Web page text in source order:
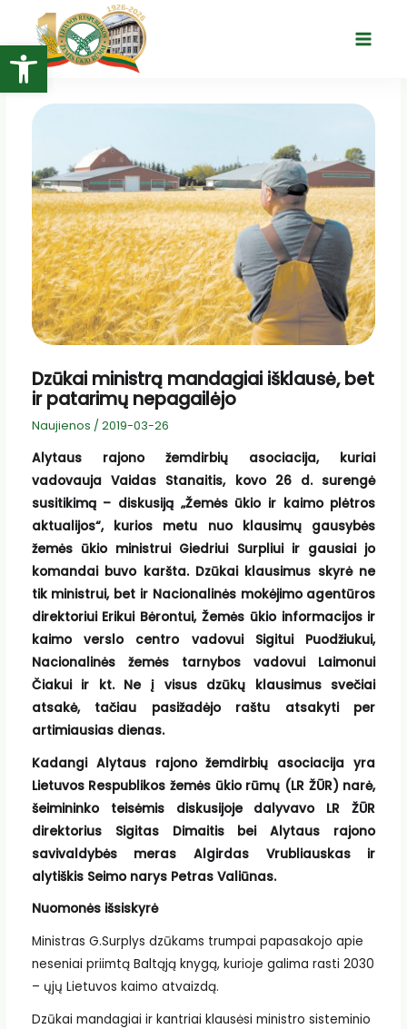
Open toolbar
turinio
Main
Dzūkai ministrą mandagiai išklausė, bet
ir patarimų nepagailėjo
Naujienos / 2019-03-26
Alytaus rajono žemdirbių asociacija, kuriai
vadovauja Vaidas Stanaitis, kovo 26 d. surengė
susitikimą – diskusiją „Žemės ūkio ir kaimo plėtros
aktualijos“, kurios metu nuo klausimų gausybės
žemės ūkio ministrui Giedriui Surpliui ir gausiai jo
komandai buvo karšta. Dzūkai klausimus skyrė ne
tik ministrui, bet ir Nacionalinės mokėjimo agentūros
direktoriui Erikui Bėrontui, Žemės ūkio informacijos ir
kaimo verslo centro vadovui Sigitui Puodžiukui,
Nacionalinės žemės tarnybos vadovui Laimonui
Čiakui ir kt. Ne į visus dzūkų klausimus svečiai
atsakė, tačiau pasižadėjo raštu atsakyti per
artimiausias dienas.
Kadangi Alytaus rajono žemdirbių asociacija yra
Lietuvos Respublikos žemės ūkio rūmų (LR ŽŪR) narė,
šeimininko teisėmis diskusijoje dalyvavo LR ŽŪR
direktorius Sigitas Dimaitis bei Alytaus rajono
savivaldybės meras Algirdas Vrubliauskas ir
alytiškis Seimo narys Petras Valiūnas.
Nuomonės išsiskyrė
Ministras G.Surplys dzūkams trumpai papasakojo apie
neseniai priimtą Baltąją knygą, kurioje galima rasti 2030
– ųjų Lietuvos kaimo atvaizdą.
Dzūkai mandagiai ir kantriai klausėsi ministro sisteminio